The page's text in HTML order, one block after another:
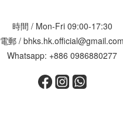
時間 / Mon-Fri 09:00-17:30
電郵 / bhks.hk.official@gmail.com
Whatsapp: +886 0986880277